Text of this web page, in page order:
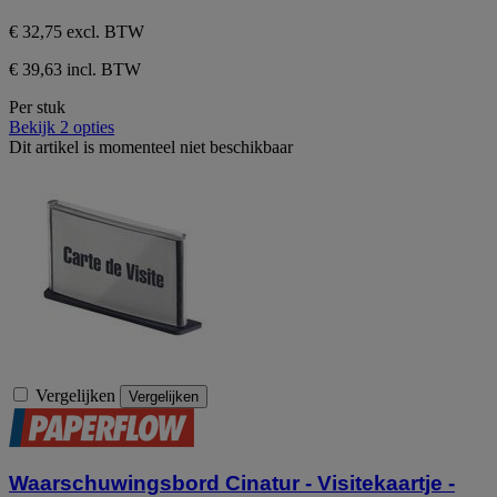
€ 32,75 excl. BTW
€ 39,63 incl. BTW
Per stuk
Bekijk 2 opties
Dit artikel is momenteel niet beschikbaar
Vergelijken Vergelijken
Waarschuwingsbord Cinatur - Visitekaartje -